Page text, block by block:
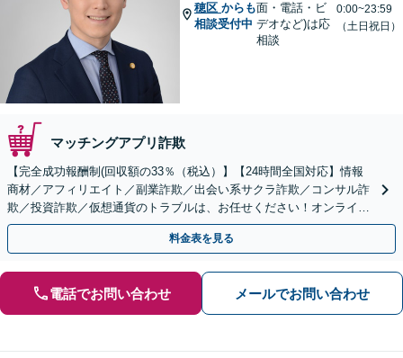
穂区 からも
相談受付中
面・電話・ビ
デオなど)は応
相談
0:00~23:59
（土日祝日）
マッチングアプリ詐欺
【完全成功報酬制(回収額の33％（税込）】【24時間全国対応】情報
商材／アフィリエイト／副業詐欺／出会い系サクラ詐欺／コンサル詐
欺／投資詐欺／仮想通貨のトラブルは、お任せください！オンライン
のみで解決も可能！
料金表を見る
電話でお問い合わせ メールでお問い合わせ